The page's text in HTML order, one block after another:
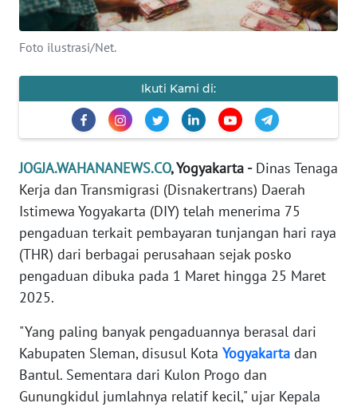
Foto ilustrasi/Net.
Ikuti Kami di:
JOGJA.WAHANANEWS.CO, Yogyakarta -Dinas Tenaga
Kerja dan Transmigrasi (Disnakertrans) Daerah
Istimewa Yogyakarta (DIY) telah menerima 75
pengaduan terkait pembayaran tunjangan hari raya
(THR) dari berbagai perusahaan sejak posko
pengaduan dibuka pada 1 Maret hingga 25 Maret
2025.
"Yang paling banyak pengaduannya berasal dari
Kabupaten Sleman, disusul Kota Yogyakarta dan
Bantul. Sementara dari Kulon Progo dan
Gunungkidul jumlahnya relatif kecil," ujar Kepala
INFO
IKLAN
MEDIA
SIBER
REDAKSI
KARIR
Wahana
News
Regional